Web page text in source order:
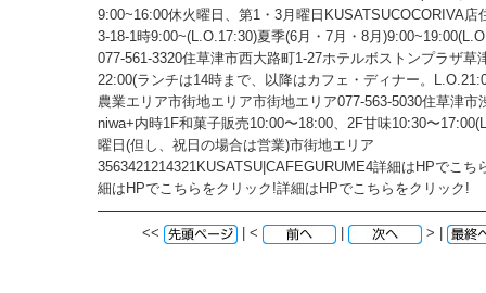
9:00~16:00休火曜日、第1・3月曜日KUSATSUCOCORIVA店
3-18-1時9:00~(L.O.17:30)夏季(6月・7月・8月
077-561-3320住草津市西大路町1-27ホテルボストンプラザ草
22:00(ランチは14時まで、以降はカフェ・ディナー。
農業エリア市街地エリア市街地エリア077-563-5030住草津市
niwa+内時1F和菓子販売10:00〜18:00、2F甘味10:30〜
曜日(但し、祝日の場合は営業)市街地エリア
3563421214321KUSATSU|CAFEGURUME4詳細はHPでこち
細はHPでこちらをクリック!詳細はHPでこちらをクリック!
<< | < | > |